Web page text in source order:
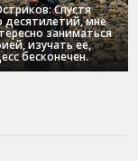
Спустя
десятилетий, мне
заниматься
изучать ее,
бесконечен.